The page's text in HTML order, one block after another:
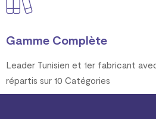
Gamme Complète
Leader Tunisien et 1er fabricant
répartis sur 10 Catégories